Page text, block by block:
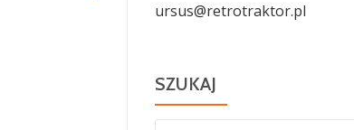
ursus@retrotraktor.pl
SZUKAJ